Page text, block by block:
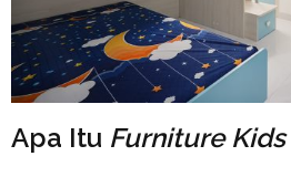
Apa Itu Furniture Kids